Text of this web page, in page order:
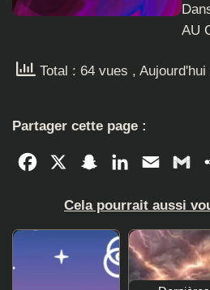
AU
Total : 64 vues ,
Partager cette page :
Facebook SnapchatLinkedInEmail
Cela pourrait aussi